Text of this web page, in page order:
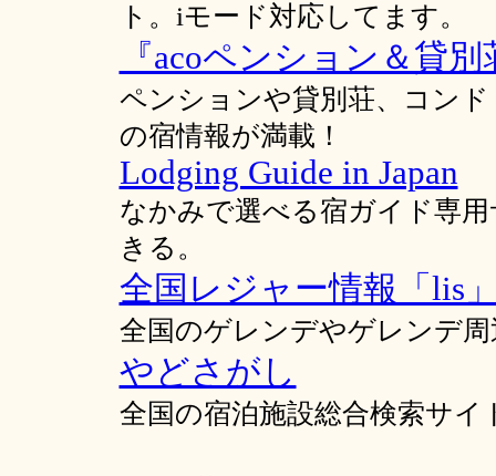
ト。iモード対応してます。
『acoペンション＆貸別
ペンションや貸別荘、コン
の宿情報が満載！
Lodging Guide in Japan
なかみで選べる宿ガイド専
きる。
全国レジャー情報「lis
全国のゲレンデやゲレンデ
やどさがし
全国の宿泊施設総合検索サイ